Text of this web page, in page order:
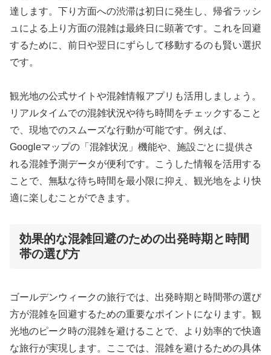
達します。下り方面への渋滞は初日に発生し、帰省ラッシ
ュによる上り方面の混雑は最終日に顕著です。これを回避
するために、前日や翌日にずらして移動するのも賢い選択
です。
観光地の公式サイトや混雑情報アプリも活用しましょう。
リアルタイムでの混雑状況や待ち時間をチェックすること
で、現地でのスムーズな行動が可能です。例えば、
Googleマップの「混雑状況」機能や、施設ごとに提供さ
れる混雑予測データが便利です。こうした情報を活用する
ことで、無駄な待ち時間を最小限に抑え、観光地をより快
適に楽しむことができます。
効果的な混雑回避のための出発時期と時間
帯の選び方
ゴールデンウィークの旅行では、出発時期と時間帯の選び
方が混雑を回避するための重要なポイントになります。観
光地のピーク時の混雑を避けることで、より効率的で快適
な旅行が実現します。ここでは、混雑を避けるための具体